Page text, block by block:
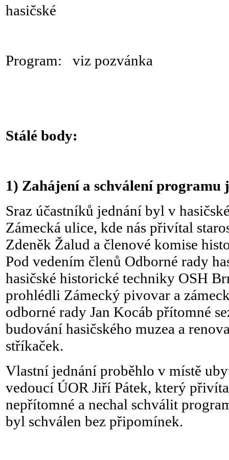
hasičské
Program: viz pozvánka
Stálé body:
1) Zahájení a schválení programu
Sraz účastníků jednání byl v
Zámecká ulice, kde nás přivítal
Zdeněk Žalud a členové komise
Pod vedením členů Odborné rady
hasičské historické techniky OSH
prohlédli Zámecký pivovar a
odborné rady Jan Kocáb přítomné
budování hasičského muzea a
stříkaček.
Vlastní jednání proběhlo v místě
vedoucí ÚOR Jiří Pátek, který
nepřítomné a nechal schválit
byl schválen bez připomínek.